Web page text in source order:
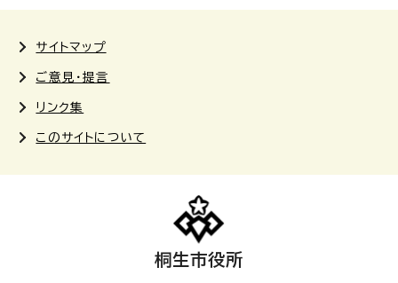
サイトマップ
ご意見・提言
リンク集
このサイトについて
桐生市役所